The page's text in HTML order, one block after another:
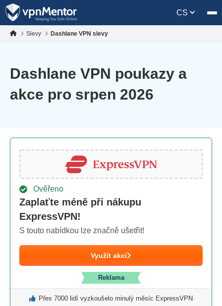
CS
Slevy Dashlane VPN slevy
Dashlane VPN poukazy a
akce pro srpen 2026
Ověřeno
Zaplaťte méně při nákupu
ExpressVPN!
S touto nabídkou lze značně ušetřit!
Využít akci
Reklama
Přes 7000 lidí vyzkoušelo minulý měsíc ExpressVPN